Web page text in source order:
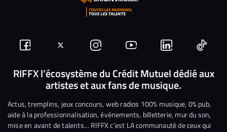
Suivez-
nous
Facebook
Suivez-
nous
sur
Twitter
Nous
rejoindre
sur
Instagram
Nous
rejoindre
sur
YouTube
Nous
rejoindre
sur
Linkedin
Nous
RIFFX l’écosystème du Crédit Mutuel dédié aux
artistes et aux fans de musique.
Actus, tremplins, jeux concours, web radios 100% musique, 0% pub,
aide à la professionnalisation, événements, billetterie, mur du son,
mise en avant de talents… RIFFX c’est LA communauté de ceux qui